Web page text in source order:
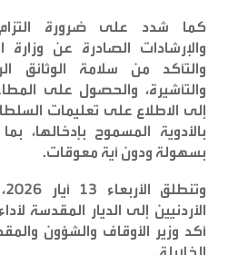
كما شدد على ضرورة التزام
والإرشادات الصادرة عن وزارة
والتأكد من سلامة الوثائق
والتأشيرة، والحصول على
إلى الاطلاع على تعليمات
بالأدوية المسموح بإدخالها،
بسهولة ودون أية معوقات.
الأردنيين إلى الديار المقدسة
أكد وزير الأوقاف والشؤون